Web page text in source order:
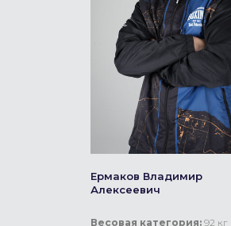
Ермаков Владимир
Алексеевич
Весовая категория: 92 кг